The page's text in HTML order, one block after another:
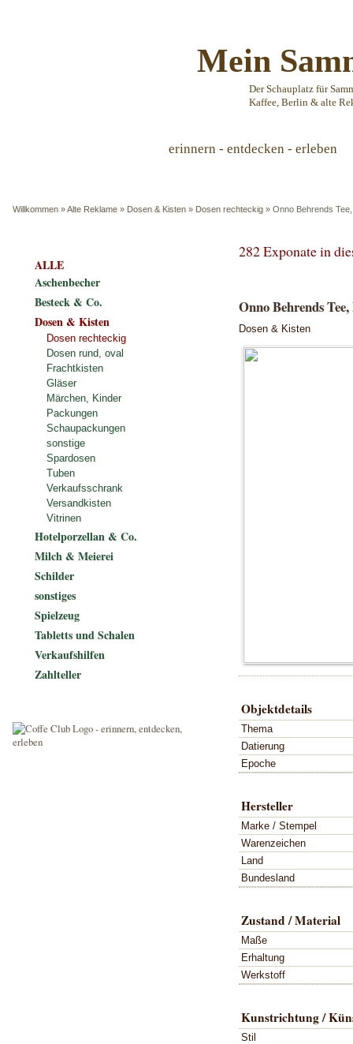
Mein
Der Schauplatz für
Kaffee, Berlin & alte
erinnern - entdecken - erleben
Willkommen »Alte Reklame » Dosen & Kisten » Dosen rechteckig » Onno Behrends
282 Exponate in
Onno Behrends Tee,
Dosen & Kisten
Objektdetails
Thema
Datierung
Epoche
Hersteller
Marke / Stempel
Warenzeichen
Land
Bundesland
Zustand / Material
Maße
Erhaltung
Werkstoff
Kunstrichtung /
Stil
ALLE
Aschenbecher
Besteck & Co.
Dosen & Kisten
Dosen rechteckig
Dosen rund, oval
Frachtkisten
Gläser
Märchen, Kinder
Packungen
Schaupackungen
sonstige
Spardosen
Tuben
Verkaufsschrank
Versandkisten
Vitrinen
Hotelporzellan & Co.
Milch & Meierei
Schilder
sonstiges
Spielzeug
Tabletts und Schalen
Verkaufshilfen
Zahlteller